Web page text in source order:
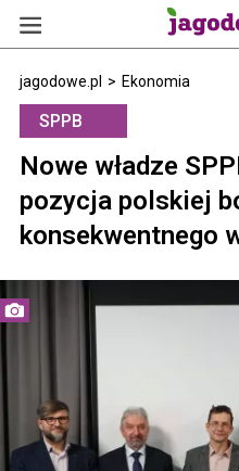
jagodowe.pl > Ekonomia
SPPB
Nowe władze
pozycja polskiej
konsekwentnego